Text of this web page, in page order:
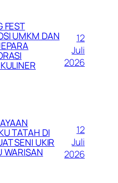
FEST
UMKM DAN
12
Juli
2026
TATAH DI
SENI UKIR
WARISAN
12
Juli
2026